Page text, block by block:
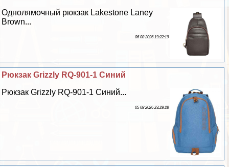
Однолямочный рюкзак Lakestone Laney
Brown...
06 08 2026 19:22:19
Рюкзак Grizzly RQ-901-1 Синий
Рюкзак Grizzly RQ-901-1 Синий...
05 08 2026 23:29:28